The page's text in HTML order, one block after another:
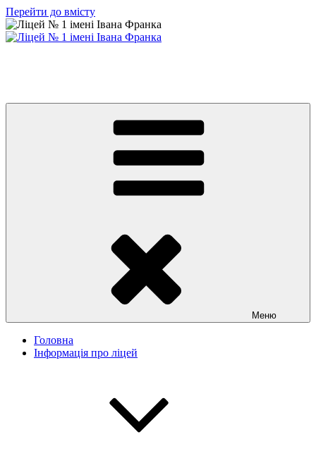
Перейти до вмісту
Меню
Головна
Інформація про ліцей